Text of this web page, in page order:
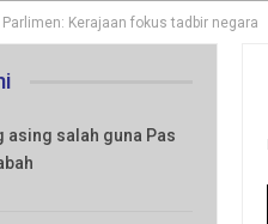
Parlimen: Kerajaan fokus tadbir negara
asing salah guna Pas